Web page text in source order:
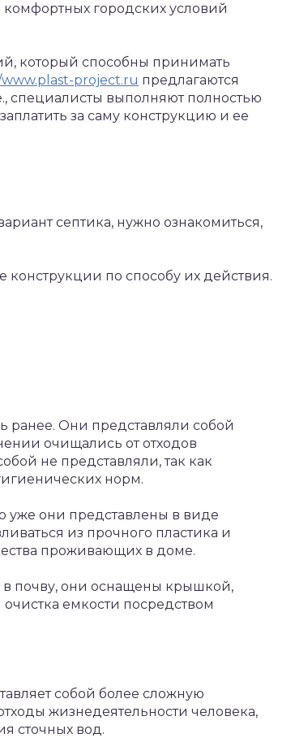
комфортных городских условий
который способны принимать
project.ru предлагаются
специалисты выполняют полностью
за саму конструкцию и ее
септика, нужно ознакомиться,
по способу их действия.
ранее. Они представляли собой
очищались от отходов
не представляли, так как
норм.
уже они представлены в виде
из прочного пластика и
проживающих в доме.
в почву, они оснащены крышкой,
емкости посредством
собой более сложную
жизнедеятельности человека,
сточных вод.